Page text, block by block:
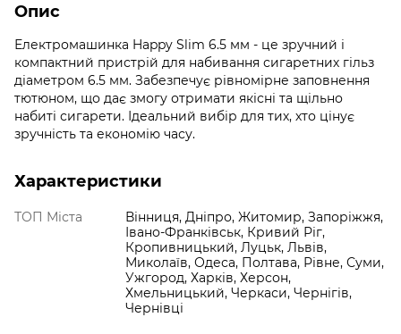
Опис
Електромашинка Happy Slim 6.5 мм - це зручний і
компактний пристрій для набивання сигаретних гільз
діаметром 6.5 мм. Забезпечує рівномірне заповнення
тютюном, що дає змогу отримати якісні та щільно
набиті сигарети. Ідеальний вибір для тих, хто цінує
зручність та економію часу.
Характеристики
ТОП Міста
Вінниця, Дніпро, Житомир, Запоріжжя,
Івано-Франківськ, Кривий Ріг,
Кропивницький, Луцьк, Львів,
Миколаїв, Одеса, Полтава, Рівне, Суми,
Ужгород, Харків, Херсон,
Хмельницький, Черкаси, Чернігів,
Чернівці